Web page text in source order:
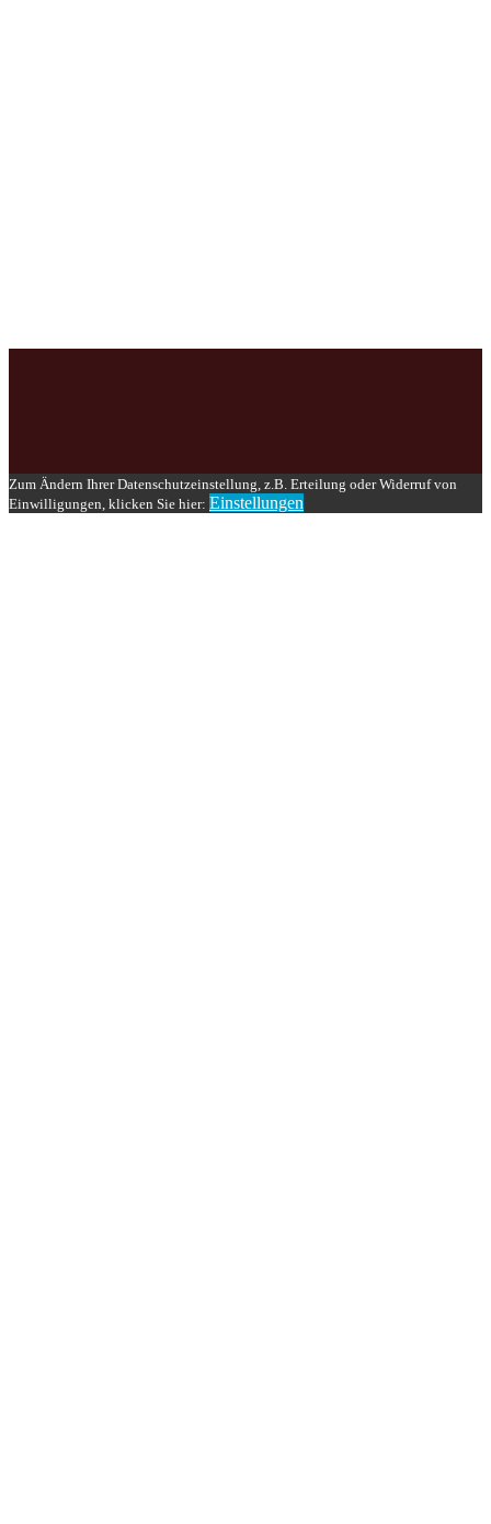
Zum Ändern Ihrer Datenschutzeinstellung, z.B. Erteilung oder Widerruf von
Einwilligungen, klicken Sie hier: Einstellungen